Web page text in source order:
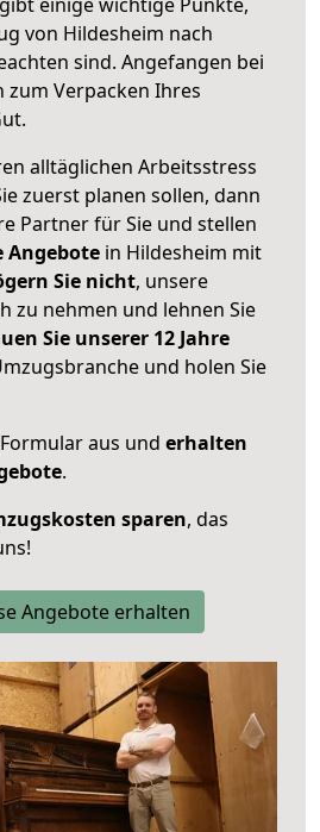
von Hildesheim nach
sind. Angefangen bei
zum Verpacken Ihres
alltäglichen Arbeitsstress
zuerst planen sollen, dann
Partner für Sie und stellen
Angebote in Hildesheim mit
Sie nicht, unsere
zu nehmen und lehnen Sie
Sie unserer 12 Jahre
und holen Sie
aus und erhalten
.
sparen, das
Angebote erhalten